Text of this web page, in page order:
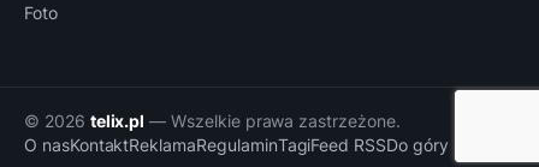
Foto
© 2026 telix.pl — Wszelkie prawa zastrzeżone.
O nasKontaktReklamaRegulaminTagiFeed RSSDo góry ↑